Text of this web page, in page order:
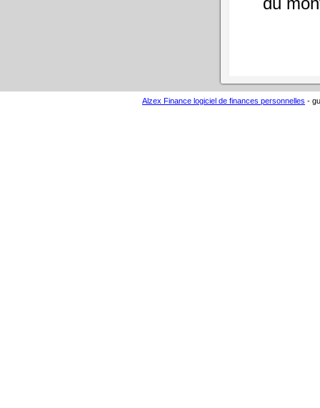
Alzex Finance logiciel de finances personnelles -